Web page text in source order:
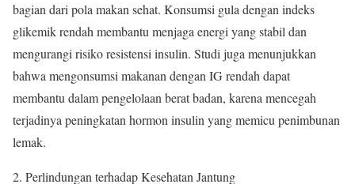
bagian dari pola makan sehat. Konsumsi gula dengan indeks
glikemik rendah membantu menjaga energi yang stabil dan
mengurangi risiko resistensi insulin. Studi juga menunjukkan
bahwa mengonsumsi makanan dengan IG rendah dapat
membantu dalam pengelolaan berat badan, karena mencegah
terjadinya peningkatan hormon insulin yang memicu penimbunan
lemak.
2. Perlindungan terhadap Kesehatan Jantung